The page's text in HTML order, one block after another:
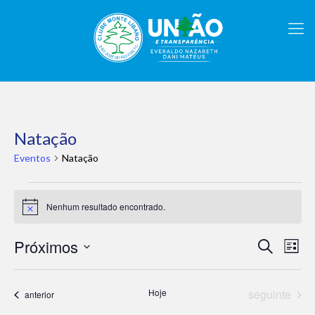
Natação
Eventos Natação
Notice Nenhum resultado encontrado.
e
Procurar
eventosLista
Próximos
data.Eventos
anterior Hoje Eventos
seguinte